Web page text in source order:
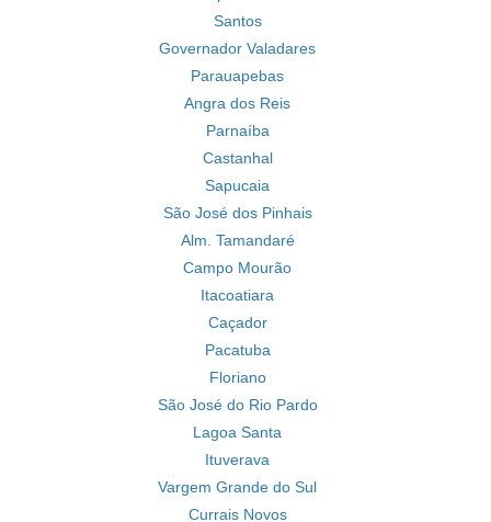
Santos
Governador Valadares
Parauapebas
Angra dos Reis
Parnaíba
Castanhal
Sapucaia
São José dos Pinhais
Alm. Tamandaré
Campo Mourão
Itacoatiara
Caçador
Pacatuba
Floriano
São José do Rio Pardo
Lagoa Santa
Ituverava
Vargem Grande do Sul
Currais Novos